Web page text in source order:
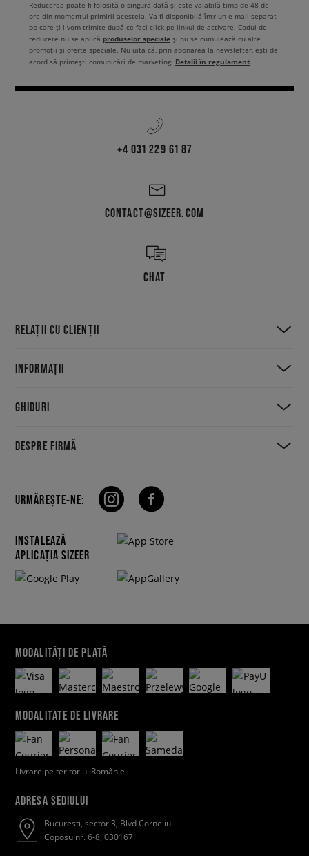
Reducerea poate fi folosită o singură dată și este valabilă timp de 48 de
ore din momentul primirii acesteia. Va fi disponibilă într-un e-mail separat
pe care ți-l vom trimite după ce faci click pe linkul de activare. Codul de
reducere nu se aplică produselor speciale și nu se cumulează cu alte
promoții și oferte speciale. Nu uita că, prin abonarea la newsletter, ești de
acord să primești comunicări de marketing. Detalii în regulament.
+4 031 229 61 87
CONTACT@SIZEER.COM
CHAT
RELAȚII CU CLIENȚII
INFORMAȚII
GHIDURI
DESPRE FIRMĂ
URMĂREȘTE-NE:
INSTALEAZĂ
APLICAȚIA SIZEER
MODALITĂȚI DE PLATĂ
MODALITATE DE LIVRARE
Livrare pe teritoriul României
ADRESA SEDIULUI
Bucuresti, sector 3, Blvd Corneliu
Coposu nr. 6-8, 030167